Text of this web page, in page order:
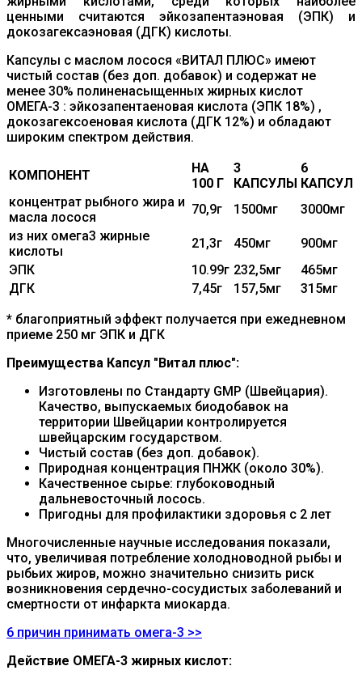
ценными считаются эйкозапентаэновая (ЭПК) и
докозагексаэновая (ДГК) кислоты.
Капсулы с маслом лосося «ВИТАЛ ПЛЮС» имеют
чистый состав (без доп. добавок) и содержат не
менее 30% полиненасыщенных жирных кислот
ОМЕГА-3 : эйкозапентаеновая кислота (ЭПК 18%) ,
докозагексоеновая кислота (ДГК 12%) и обладают
широким спектром действия.
КОМПОНЕНТ
НА
100 Г
3
КАПСУЛЫ
6
КАПСУЛ
концентрат рыбного жира и
масла лосося
70,9г 1500мг
3000мг
из них омега3 жирные
кислоты
21,3г 450мг
900мг
ЭПК
10.99г 232,5мг
465мг
ДГК
7,45г 157,5мг
315мг
* благоприятный эффект получается при ежедневном
приеме 250 мг ЭПК и ДГК
Преимущества Капсул "Витал плюс":
Изготовлены по Стандарту GMP (Швейцария).
Качество, выпускаемых биодобавок на
территории Швейцарии контролируется
швейцарским государством.
Чистый состав (без доп. добавок).
Природная концентрация ПНЖК (около 30%).
Качественное сырье: глубоководный
дальневосточный лосось.
Пригодны для профилактики здоровья с 2 лет
Многочисленные научные исследования показали,
что, увеличивая потребление холодноводной рыбы и
рыбьих жиров, можно значительно снизить риск
возникновения сердечно-сосудистых заболеваний и
смертности от инфаркта миокарда.
6 причин принимать омега-3 >>
Действие ОМЕГА-3 жирных кислот: